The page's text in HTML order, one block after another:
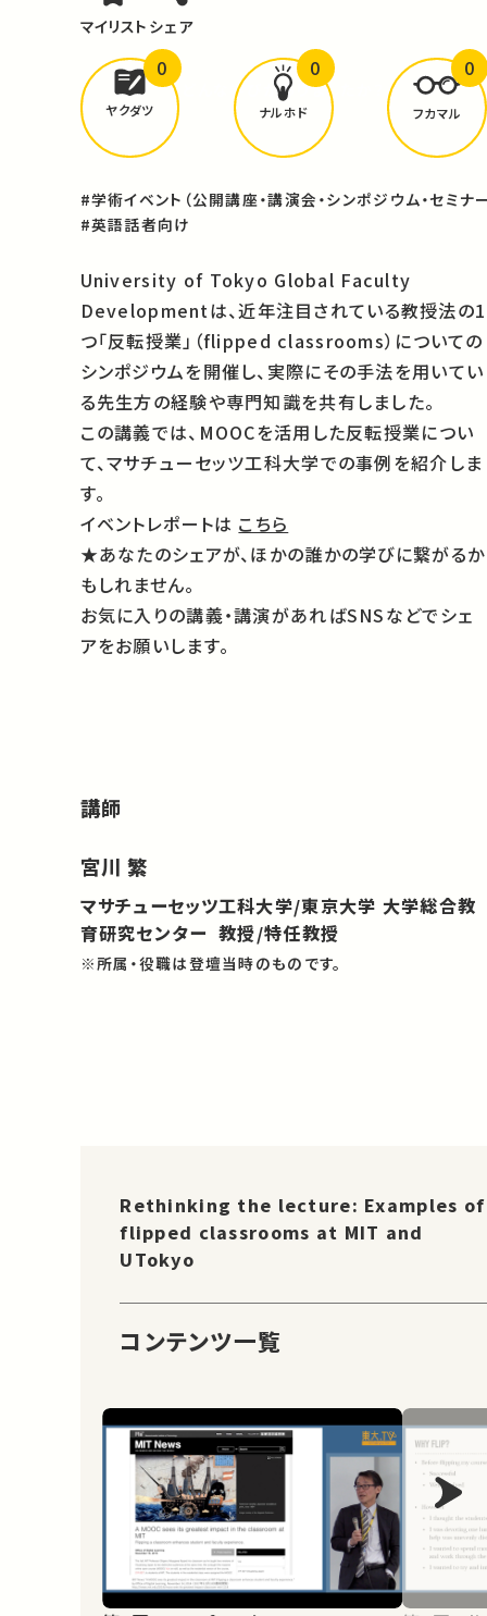
マイリスト シェア
どんな学びがありましたか？
ヤクダツ
0
ナルホド
0
フカマル
0
#学術イベント（公開講座・講演会・シンポジウム・セミナ
#英語話者向け
University of Tokyo Global Faculty
Developmentは、近年注目されている教授法の1
つ「反転授業」（flipped classrooms）についての
シンポジウムを開催し、実際にその手法を用いてい
る先生方の経験や専門知識を共有しました。
この講義では、MOOCを活用した反転授業につい
て、マサチューセッツ工科大学での事例を紹介しま
す。
イベントレポートは こちら
★あなたのシェアが、ほかの誰かの学びに繋がるか
もしれません。
お気に入りの講義・講演があればSNSなどでシェ
アをお願いします。
講師
宮川 繁
マサチューセッツ工科大学/東京大学 大学総合教
育研究センター 教授/特任教授
※所属・役職は登壇当時のものです。
Rethinking the lecture: Examples of
flipped classrooms at MIT and
UTokyo
コンテンツ一覧